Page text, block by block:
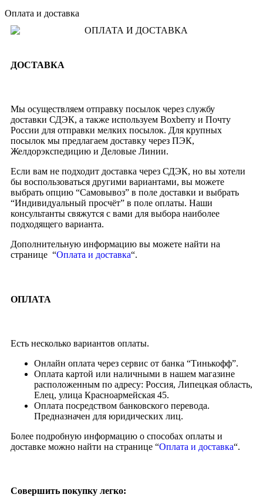
Оплата и доставка
ДОСТАВКА
Мы осуществляем отправку посылок через службу
доставки СДЭК, а также используем Boxberry и Почту
России для отправки мелких посылок. Для крупных
посылок мы предлагаем доставку через ПЭК,
Желдорэкспедицию и Деловые Линии.
Если вам не подходит доставка через СДЭК, но вы хотели
бы воспользоваться другими вариантами, вы можете
выбрать опцию “Самовывоз” в поле доставки и выбрать
“Индивидуальный просчёт” в поле оплаты. Наши
консультанты свяжутся с вами для выбора наиболее
подходящего варианта.
Дополнительную информацию вы можете найти на
странице “Оплата и доставка“.
ОПЛАТА
Есть несколько вариантов оплаты.
Онлайн оплата через сервис от банка “Тинькофф”.
Оплата картой или наличными в нашем магазине
расположенным по адресу: Россия, Липецкая область,
Елец, улица Красноармейская 45.
Оплата посредством банковского перевода.
Предназначен для юридических лиц.
Более подробную информацию о способах оплаты и
доставке можно найти на странице “Оплата и доставка“.
Совершить покупку легко: